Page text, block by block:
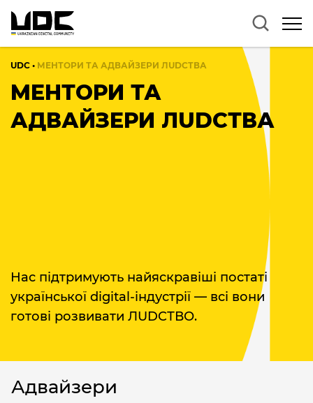
UDC • МЕНТОРИ ТА АДВАЙЗЕРИ ЛUDCТВА
МЕНТОРИ ТА
АДВАЙЗЕРИ ЛUDCТВА
Нас підтримують найяскравіші постаті
української digital-індустрії — всі вони
готові розвивати ЛUDCТВО.
Адвайзери